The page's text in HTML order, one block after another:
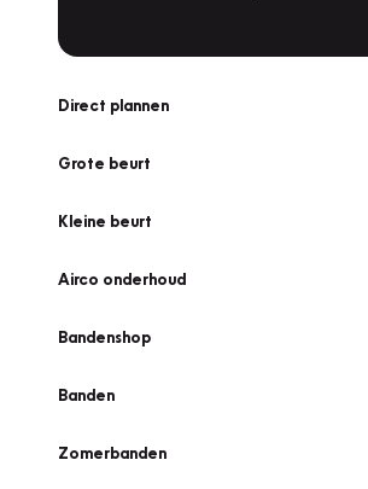
Direct plannen
Grote beurt
Kleine beurt
Airco onderhoud
Bandenshop
Banden
Zomerbanden